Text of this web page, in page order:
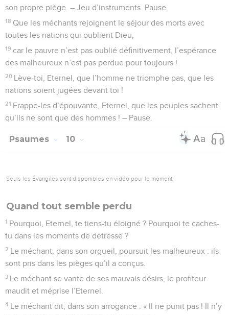
son propre piège. – Jeu d’instruments. Pause.
18 Que les méchants rejoignent le séjour des morts avec
toutes les nations qui oublient Dieu,
19 car le pauvre n’est pas oublié définitivement, l’espérance
des malheureux n’est pas perdue pour toujours !
20 Lève-toi, Eternel, que l’homme ne triomphe pas, que les
nations soient jugées devant toi !
21 Frappe-les d’épouvante, Eternel, que les peuples sachent
qu’ils ne sont que des hommes ! – Pause.
Psaumes 10
Seuls les Évangiles sont disponibles en vidéo pour le moment.
Quand tout semble perdu
1 Pourquoi, Eternel, te tiens-tu éloigné ? Pourquoi te caches-
tu dans les moments de détresse ?
2 Le méchant, dans son orgueil, poursuit les malheureux : ils
sont pris dans les pièges qu’il a conçus.
3 Le méchant se vante de ses mauvais désirs, le profiteur
maudit et méprise l’Eternel.
4 Le méchant dit, dans son arrogance : « Il ne punit pas ! Il n’y